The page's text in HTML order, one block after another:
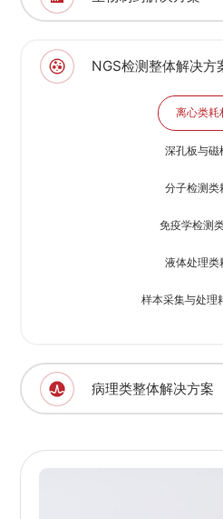
NGS检测整体解决方
离心类耗
深孔板与磁
分子检测类
免疫学检测
液体处理类
样本采集与处理
病理类整体解决方案